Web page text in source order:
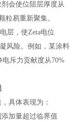
会使位阻层厚度从
粒易重新聚集。
层，使Zeta电位
风险。例如，某涂料
斥力贡献度从70%
具体表现为：
加量超过临界值